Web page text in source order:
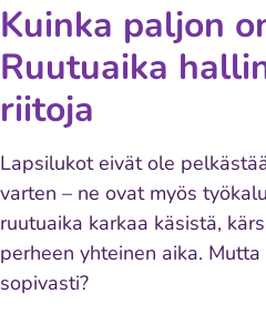
Kuinka paljon
Ruutuaika
riitoja
Lapsilukot eivät ole
varten – ne ovat myös
ruutuaika karkaa käsistä,
perheen yhteinen aika.
sopivasti?